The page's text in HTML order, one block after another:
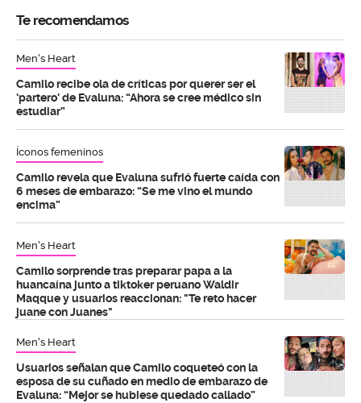
Te recomendamos
Men's Heart
Camilo recibe ola de críticas por querer ser el
'partero' de Evaluna: “Ahora se cree médico sin
estudiar”
Íconos femeninos
Camilo revela que Evaluna sufrió fuerte caída con
6 meses de embarazo: “Se me vino el mundo
encima”
Men's Heart
Camilo sorprende tras preparar papa a la
huancaína junto a tiktoker peruano Waldir
Maqque y usuarios reaccionan: "Te reto hacer
juane con Juanes"
Men's Heart
Usuarios señalan que Camilo coqueteó con la
esposa de su cuñado en medio de embarazo de
Evaluna: “Mejor se hubiese quedado callado”